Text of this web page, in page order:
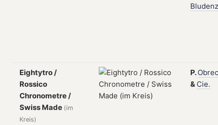
Bludenz
Eightytro /
Rossico
Chronometre /
Swiss Made (im
Kreis)
P.
& Cie.